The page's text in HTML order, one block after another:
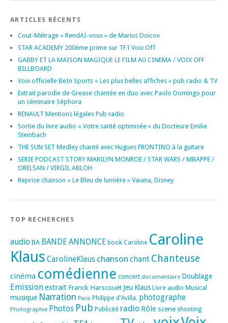
ARTICLES RÉCENTS
Cout-Métrage « RendAI-vous » de Marius Doicov
STAR ACADEMY 200ème prime sur TF1 Voix Off
GABBY ET LA MAISON MAGIQUE LE FILM AU CINEMA / VOIX OFF
BILLBOARD
Voix officielle BeIn Sports « Les plus belles affiches » pub radio & TV
Extrait parodie de Grease chantée en duo avec Paolo Domingo pour
un séminaire Séphora
RENAULT Mentions légales Pub radio
Sortie du livre audio « Votre santé optimisée » du Docteure Emilie
Steinbach
THE SUN SET Medley chanté avec Hugues FRONTINO à la guitare
SERIE PODCAST STORY MARILYN MONROE / STAR WARS / MBAPPE /
ORELSAN / VIRGIL ABLOH
Reprise chanson « Le Bleu de lumière » Vaiana, Disney
TOP RECHERCHES
audio BA BANDE ANNONCE book Caroline Caroline
Klaus CarolineKlaus chanson chant Chanteuse
cinéma comédienne concert documentaire Doublage
Emissionextrait Franck Harscouët Jeu Klaus Livre audio Musical
musique Narration Paris Philippe d'Avilla. photographe
Photographie Photos Pub Publicité radio Rôle scene shooting